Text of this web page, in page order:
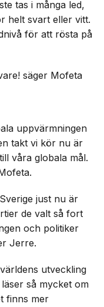
tas i många led,
helt svart eller vitt.
för att rösta på
säger Mofeta
uppvärmningen
takt vi kör nu är
våra globala mål.
just nu är
de valt så fort
och politiker
Jerre.
utveckling
så mycket om
finns mer